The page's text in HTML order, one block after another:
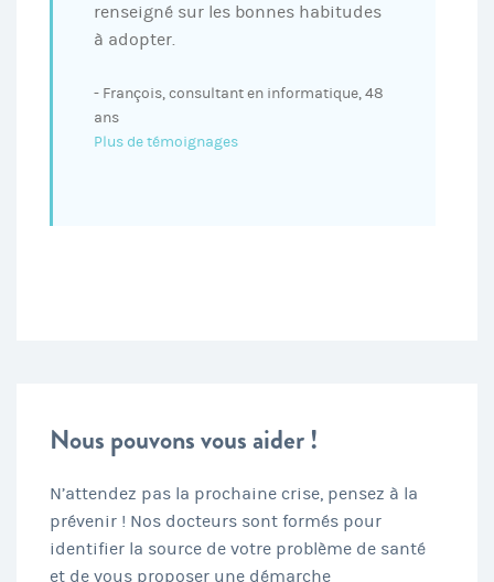
renseigné sur les bonnes habitudes
à adopter.
- François, consultant en informatique, 48
ans
Plus de témoignages
Nous pouvons vous aider !
N’attendez pas la prochaine crise, pensez à la
prévenir ! Nos docteurs sont formés pour
identifier la source de votre problème de santé
et de vous proposer une démarche